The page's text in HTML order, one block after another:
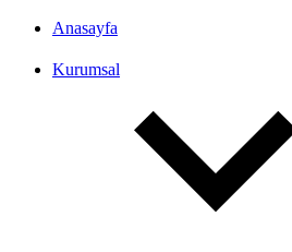
Anasayfa
Kurumsal